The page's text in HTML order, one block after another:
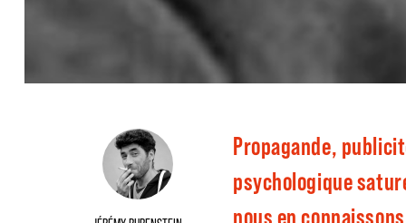
Propagande,
psychologique
nous en